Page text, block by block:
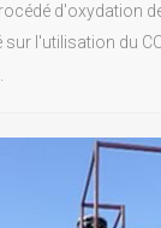
d'oxydation
sur l'utilisation du